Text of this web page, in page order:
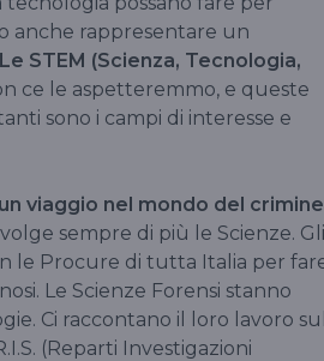
anche rappresentare un
Le STEM (Scienza, Tecnologia,
ce le aspetteremmo, e queste
sono i campi di interesse e
un viaggio nel mondo del crimine
sempre di più le Scienze. Gli
le Procure di tutta Italia per
Le Scienze Forensi stanno
Ci raccontano il loro lavoro
(Reparti Investigazioni